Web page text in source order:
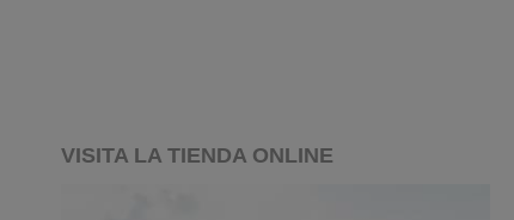
VISITA LA TIENDA ONLINE